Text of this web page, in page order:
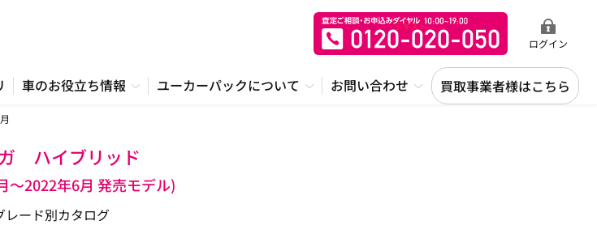
ログイン
車のお役立ち情報 ユーカーパックについて お問い合わせ 買取事業者様はこちら
ハイブリッド
～2022年6月 発売モデル)
レード別カタログ